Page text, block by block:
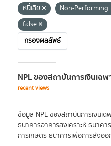
หนี้เสีย
Non-Performing
false
กรองผลลัพธ์
NPL ของสถาบันการเงินเฉพ
recent views
ข้อมูล NPL ของสถาบันการเงินเ
ธนาคารอาคารสงเคราะห์ ธนาคา
การเกษตร ธนาคารเพื่อการส่งออ